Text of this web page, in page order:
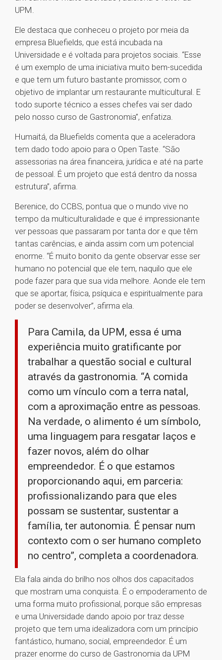
UPM.
Ele destaca que conheceu o projeto por meia da
empresa Bluefields, que está incubada na
Universidade e é voltada para projetos sociais. “Esse
é um exemplo de uma iniciativa muito bem-sucedida
e que tem um futuro bastante promissor, com o
objetivo de implantar um restaurante multicultural. E
todo suporte técnico a esses chefes vai ser dado
pelo nosso curso de Gastronomia”, enfatiza.
Humaitá, da Bluefields comenta que a aceleradora
tem dado todo apoio para o Open Taste. “São
assessorias na área financeira, jurídica e até na parte
de pessoal. É um projeto que está dentro da nossa
estrutura”, afirma.
Berenice, do CCBS, pontua que o mundo vive no
tempo da multiculturalidade e que é impressionante
ver pessoas que passaram por tanta dor e que têm
tantas carências, e ainda assim com um potencial
enorme. “É muito bonito da gente observar esse ser
humano no potencial que ele tem, naquilo que ele
pode fazer para que sua vida melhore. Aonde ele tem
que se aportar, física, psíquica e espiritualmente para
poder se desenvolver”, afirma ela.
Para Camila, da UPM, essa é uma
experiência muito gratificante por
trabalhar a questão social e cultural
através da gastronomia. “A comida
como um vínculo com a terra natal,
com a aproximação entre as pessoas.
Na verdade, o alimento é um símbolo,
uma linguagem para resgatar laços e
fazer novos, além do olhar
empreendedor. É o que estamos
proporcionando aqui, em parceria:
profissionalizando para que eles
possam se sustentar, sustentar a
família, ter autonomia. É pensar num
contexto com o ser humano completo
no centro”, completa a coordenadora.
Ela fala ainda do brilho nos olhos dos capacitados
que mostram uma conquista. É o empoderamento de
uma forma muito profissional, porque são empresas
e uma Universidade dando apoio por traz desse
projeto que tem uma idealizadora com um princípio
fantástico, humano, social, empreendedor. É um
prazer enorme do curso de Gastronomia da UPM